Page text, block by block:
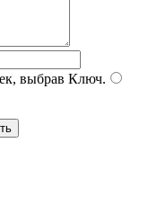
выбрав Ключ.